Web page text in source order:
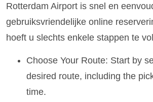
Rotterdam Airport is snel en
gebruiksvriendelijke online
hoeft u slechts enkele stappen te
Choose Your Route: Start by
desired route, including the
time.